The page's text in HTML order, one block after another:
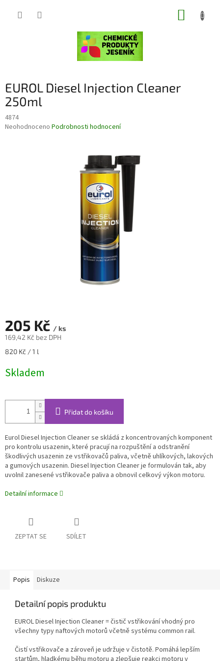
EUROL Diesel Injection Cleaner
250ml
4874
Průměrné
Neohodnoceno Podrobnosti hodnocení
205 Kč / ks
169,42 Kč bez DPH
Měrná
820 Kč / 1 l
Skladem
Přidat do košíku
Eurol Diesel Injection Cleaner se skládá z koncentrovaných komponent
pro kontrolu usazenin, které pracují na rozpuštění a odstranění
škodlivých usazenin ze vstřikovačů paliva, včetně uhlíkových, lakových
a gumových usazenin. Diesel Injection Cleaner je formulován tak, aby
uvolnil zanesené vstřikovače paliva a obnovil celkový výkon motoru.
Detailní informace
ZEPTAT SE SDÍLET
Popis Diskuze
Detailní popis produktu
EUROL Diesel Injection Cleaner = čistič vstřikování vhodný pro
všechny typy naftových motorů včetně systému common rail.
Čistí vstřikovače a zároveň je udržuje v čistotě. Pomáhá lepším